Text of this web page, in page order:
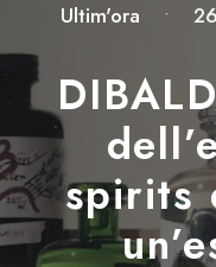
Ultim'ora •
spirits